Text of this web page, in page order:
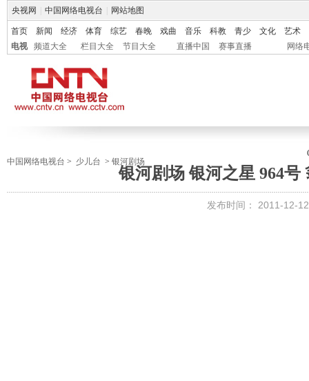
央视网 中国网络电视台 网站地图
首页 新闻 经济 体育 综艺 春晚 戏曲 音乐 科教 青少 文化
艺术
电视
频道大全 栏目大全 节目大全 直播中国 赛事直播 网络
中国网络电视台 > 少儿台 > 银河剧场
银河剧场 银河之星 964号
发布时间： 2011-12-